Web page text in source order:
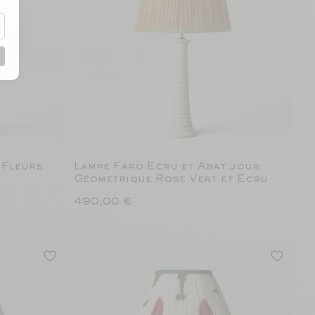
Fleurs
Lampe Faro Ecru et Abat jour
Géométrique Rose Vert et Ecru
490,00 €